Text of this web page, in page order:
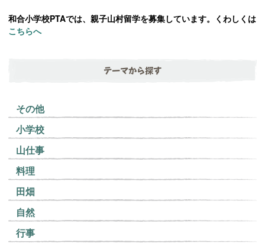
和合小学校PTAでは、親子山村留学を募集しています。くわしくは
こちらへ
テーマから探す
その他
小学校
山仕事
料理
田畑
自然
行事